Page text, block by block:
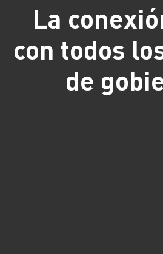
La
con todos
de